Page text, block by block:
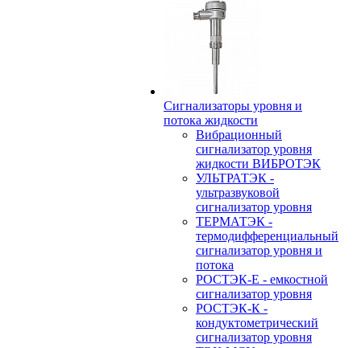
Сигнализаторы уровня и
потока жидкости
Вибрационный
сигнализатор уровня
жидкости ВИБРОТЭК
УЛЬТРАТЭК -
ультразвуковой
сигнализатор уровня
ТЕРМАТЭК -
термодифференциальный
сигнализатор уровня и
потока
РОСТЭК-Е - емкостной
сигнализатор уровня
РОСТЭК-К -
кондуктометрический
сигнализатор уровня